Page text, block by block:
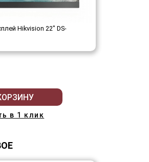
Hikvision 22" DS-
в 1 клик